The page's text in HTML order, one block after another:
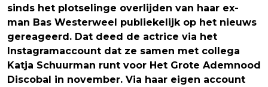
sinds het plotselinge overlijden van haar ex-
man Bas Westerweel publiekelijk op het nieuws
gereageerd. Dat deed de actrice via het
Instagramaccount dat ze samen met collega
Katja Schuurman runt voor Het Grote Ademnood
Discobal in november. Via haar eigen account